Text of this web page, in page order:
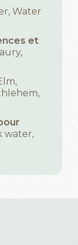
Water
et
water,